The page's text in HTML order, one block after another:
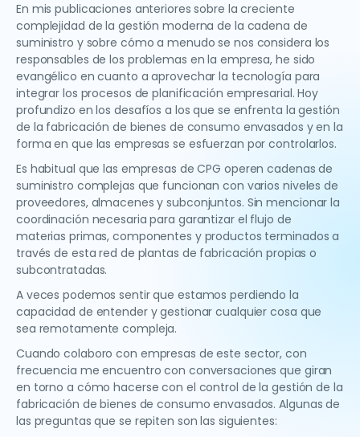
En mis publicaciones anteriores sobre la creciente
complejidad de la gestión moderna de la cadena de
suministro y sobre cómo a menudo se nos considera los
responsables de los problemas en la empresa, he sido
evangélico en cuanto a aprovechar la tecnología para
integrar los procesos de planificación empresarial. Hoy
profundizo en los desafíos a los que se enfrenta la gestión
de la fabricación de bienes de consumo envasados y en la
forma en que las empresas se esfuerzan por controlarlos.
Es habitual que las empresas de CPG operen cadenas de
suministro complejas que funcionan con varios niveles de
proveedores, almacenes y subconjuntos. Sin mencionar la
coordinación necesaria para garantizar el flujo de
materias primas, componentes y productos terminados a
través de esta red de plantas de fabricación propias o
subcontratadas.
A veces podemos sentir que estamos perdiendo la
capacidad de entender y gestionar cualquier cosa que
sea remotamente compleja.
Cuando colaboro con empresas de este sector, con
frecuencia me encuentro con conversaciones que giran
en torno a cómo hacerse con el control de la gestión de la
fabricación de bienes de consumo envasados. Algunas de
las preguntas que se repiten son las siguientes: